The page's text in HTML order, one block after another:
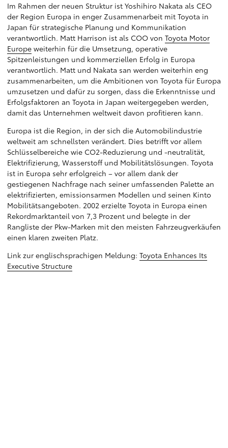
Im Rahmen der neuen Struktur ist Yoshihiro Nakata als CEO
der Region Europa in enger Zusammenarbeit mit Toyota in
Japan für strategische Planung und Kommunikation
verantwortlich. Matt Harrison ist als COO von Toyota Motor
Europe weiterhin für die Umsetzung, operative
Spitzenleistungen und kommerziellen Erfolg in Europa
verantwortlich. Matt und Nakata san werden weiterhin eng
zusammenarbeiten, um die Ambitionen von Toyota für Europa
umzusetzen und dafür zu sorgen, dass die Erkenntnisse und
Erfolgsfaktoren an Toyota in Japan weitergegeben werden,
damit das Unternehmen weltweit davon profitieren kann.
Europa ist die Region, in der sich die Automobilindustrie
weltweit am schnellsten verändert. Dies betrifft vor allem
Schlüsselbereiche wie CO2-Reduzierung und -neutralität,
Elektrifizierung, Wasserstoff und Mobilitätslösungen. Toyota
ist in Europa sehr erfolgreich – vor allem dank der
gestiegenen Nachfrage nach seiner umfassenden Palette an
elektrifizierten, emissionsarmen Modellen und seinen Kinto
Mobilitätsangeboten. 2002 erzielte Toyota in Europa einen
Rekordmarktanteil von 7,3 Prozent und belegte in der
Rangliste der Pkw-Marken mit den meisten Fahrzeugverkäufen
einen klaren zweiten Platz.
Link zur englischsprachigen Meldung: Toyota Enhances Its
Executive Structure